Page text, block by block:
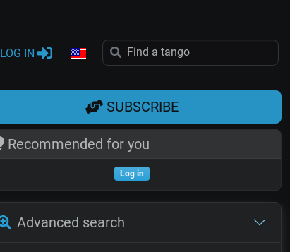
LOG IN
SUBSCRIBE
Recommended for you
Log in
Advanced search